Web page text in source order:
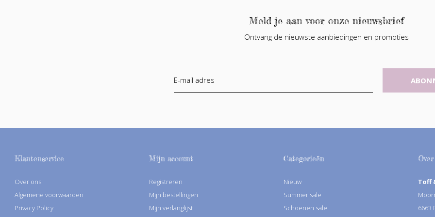
Meld je aan voor onze nieuwsbrief
Ontvang de nieuwste aanbiedingen en promoties
Klantenservice
Over ons
Algemene voorwaarden
Privacy Policy
Mijn account
Registreren
Mijn bestellingen
Mijn verlanglijst
Categorieën
Nieuw
Summer sale
Schoenen sale
Toff
6663